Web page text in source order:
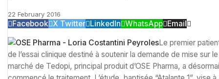
22 February 2016
Facebook X Twitter LinkedIn WhatsApp Email
Le premier
de l’essai clinique destiné à soutenir la demande de mise sur le
marché de Tedopi, principal produit d’OSE Pharma, a